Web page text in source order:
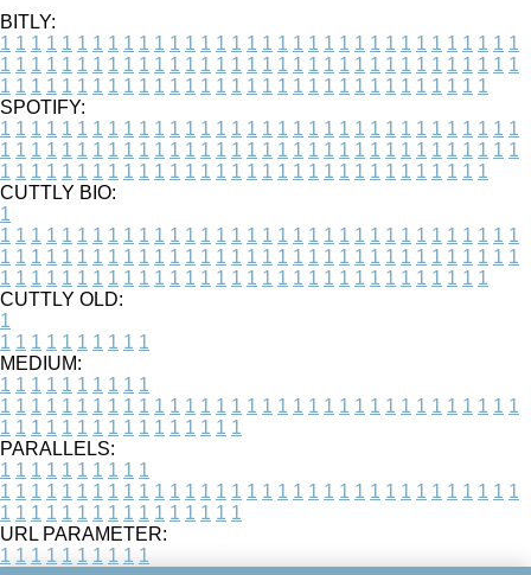
BITLY:
1 1 1 1 1 1 1 1 1 1 1 1 1 1 1 1 1 1 1 1 1 1 1 1 1 1 1 1 1 1 1 1 1 1
1 1 1 1 1 1 1 1 1 1 1 1 1 1 1 1 1 1 1 1 1 1 1 1 1 1 1 1 1 1 1 1 1 1
1 1 1 1 1 1 1 1 1 1 1 1 1 1 1 1 1 1 1 1 1 1 1 1 1 1 1 1 1 1 1 1
SPOTIFY:
1 1 1 1 1 1 1 1 1 1 1 1 1 1 1 1 1 1 1 1 1 1 1 1 1 1 1 1 1 1 1 1 1 1
1 1 1 1 1 1 1 1 1 1 1 1 1 1 1 1 1 1 1 1 1 1 1 1 1 1 1 1 1 1 1 1 1 1
1 1 1 1 1 1 1 1 1 1 1 1 1 1 1 1 1 1 1 1 1 1 1 1 1 1 1 1 1 1 1 1
CUTTLY BIO:
1
1 1 1 1 1 1 1 1 1 1 1 1 1 1 1 1 1 1 1 1 1 1 1 1 1 1 1 1 1 1 1 1 1 1
1 1 1 1 1 1 1 1 1 1 1 1 1 1 1 1 1 1 1 1 1 1 1 1 1 1 1 1 1 1 1 1 1 1
1 1 1 1 1 1 1 1 1 1 1 1 1 1 1 1 1 1 1 1 1 1 1 1 1 1 1 1 1 1 1 1
CUTTLY OLD:
1
1 1 1 1 1 1 1 1 1 1
MEDIUM:
1 1 1 1 1 1 1 1 1 1
1 1 1 1 1 1 1 1 1 1 1 1 1 1 1 1 1 1 1 1 1 1 1 1 1 1 1 1 1 1 1 1 1 1
1 1 1 1 1 1 1 1 1 1 1 1 1 1 1 1
PARALLELS:
1 1 1 1 1 1 1 1 1 1
1 1 1 1 1 1 1 1 1 1 1 1 1 1 1 1 1 1 1 1 1 1 1 1 1 1 1 1 1 1 1 1 1 1
1 1 1 1 1 1 1 1 1 1 1 1 1 1 1 1
URL PARAMETER:
1 1 1 1 1 1 1 1 1 1